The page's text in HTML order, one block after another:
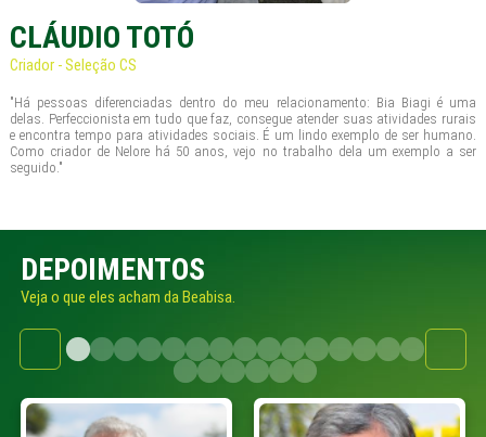
CLÁUDIO TOTÓ
Criador - Seleção CS
"Há pessoas diferenciadas dentro do meu relacionamento: Bia Biagi é uma
delas. Perfeccionista em tudo que faz, consegue atender suas atividades rurais
e encontra tempo para atividades sociais. É um lindo exemplo de ser humano.
Como criador de Nelore há 50 anos, vejo no trabalho dela um exemplo a ser
seguido."
DEPOIMENTOS
Veja o que eles acham da Beabisa.